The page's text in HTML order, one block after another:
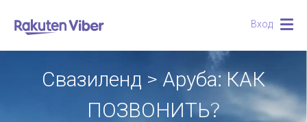
Вход
Свазиленд > Аруба: КАК
ПОЗВОНИТЬ?